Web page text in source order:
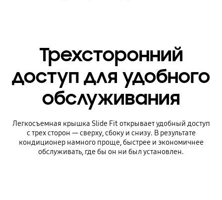
Трехсторонний
доступ для удобного
обслуживания
Легкосъемная крышка Slide Fit открывает удобный доступ
с трех сторон — сверху, сбоку и снизу. В результате
кондиционер намного проще, быстрее и экономичнее
обслуживать, где бы он ни был установлен.